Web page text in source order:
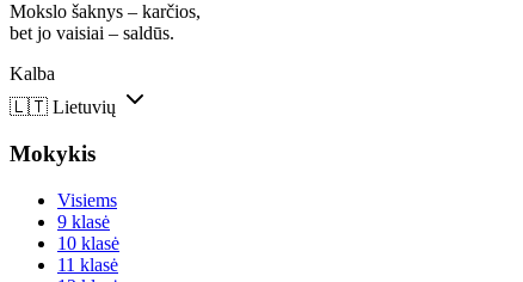
Mokslo šaknys – karčios,
bet jo vaisiai – saldūs.
Kalba
🇱🇹 Lietuvių
Mokykis
Visiems
9 klasė
10 klasė
11 klasė